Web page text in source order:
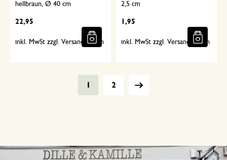
hellbraun, Ø 40 cm
22,95
inkl. MwSt zzgl. Versandkosten
2,5 cm
1,95
inkl. MwSt zzgl. Versandkosten
2